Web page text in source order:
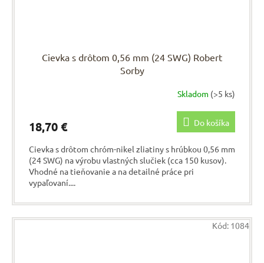
Cievka s drôtom 0,56 mm (24 SWG) Robert
Sorby
Skladom (>5 ks)
18,70 € Do košíka
Cievka s drôtom chróm-nikel zliatiny s hrúbkou 0,56 mm
(24 SWG) na výrobu vlastných slučiek (cca 150 kusov).
Vhodné na tieňovanie a na detailné práce pri
vypaľovaní....
Kód: 1084